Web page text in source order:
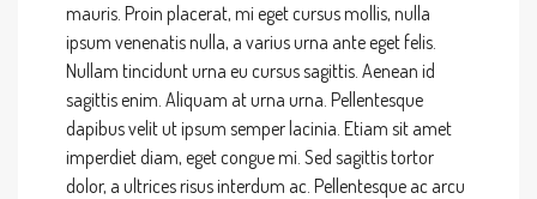
mauris. Proin placerat, mi eget cursus mollis, nulla
ipsum venenatis nulla, a varius urna ante eget felis.
Nullam tincidunt urna eu cursus sagittis. Aenean id
sagittis enim. Aliquam at urna urna. Pellentesque
dapibus velit ut ipsum semper lacinia. Etiam sit amet
imperdiet diam, eget congue mi. Sed sagittis tortor
dolor, a ultrices risus interdum ac. Pellentesque ac arcu